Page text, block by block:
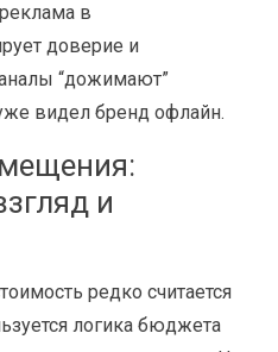
в
доверие и
“дожимают”
видел бренд офлайн.
и
редко считается
логика бюджета